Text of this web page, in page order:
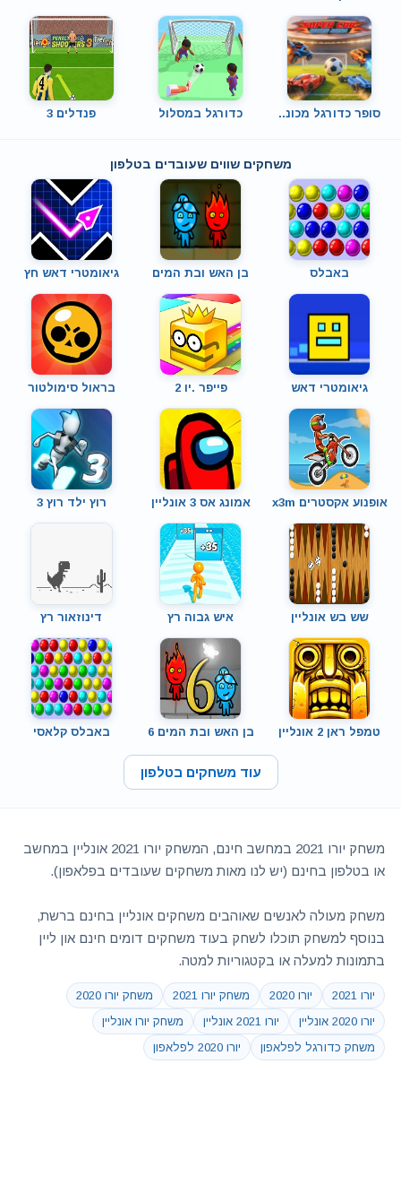
סופר כדורגל מכונ.. כדורגל במסלול פנדלים 3
משחקים שווים שעובדים בטלפון
באבלס בן האש ובת המים גיאומטרי דאש חץ
גיאומטרי דאש פייפר .יו 2 בראול סימולטור
אופנוע אקסטרים x3m אמונג אס 3 אונליין רוץ ילד רוץ 3
שש בש אונליין איש גבוה רץ דינוזאור רץ
טמפל ראן 2 אונליין בן האש ובת המים 6 באבלס קלאסי
עוד משחקים בטלפון
משחק יורו 2021 במחשב חינם, המשחק יורו 2021 אונליין במחשב
או בטלפון בחינם (יש לנו מאות משחקים שעובדים בפלאפון).
משחק מעולה לאנשים שאוהבים משחקים אונליין בחינם ברשת,
בנוסף למשחק תוכלו לשחק בעוד משחקים דומים חינם און ליין
בתמונות למעלה או בקטגוריות למטה.
יורו 2021 יורו 2020 משחק יורו 2021
משחק יורו 2020
יורו 2020 אונליין
יורו 2021 אונליין
משחק יורו אונליין
משחק כדורגל לפלאפון
יורו 2020 לפלאפון